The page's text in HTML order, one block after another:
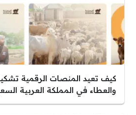
كيف تعيد المنصات الرقمية
والعطاء في المملكة العربية